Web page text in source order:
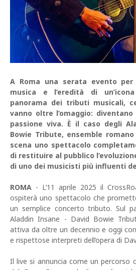
A Roma una serata evento
musica e l’eredità di
panorama dei tributi musicali,
vanno oltre l’omaggio:
passione viva. È il caso degli
Bowie Tribute, ensemble
scena uno spettacolo
di restituire al pubblico
di uno dei musicisti più influenti
ROMA - L’11 aprile 2025 il
ospiterà uno spettacolo che
un semplice concerto tributo. Sul
Aladdin Insane - David Bowie
attiva da oltre un decennio e oggi
e rispettose interpreti dell’opera di
Il live si annuncia come un percorso